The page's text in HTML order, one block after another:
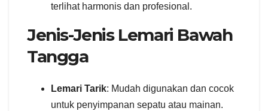
terlihat harmonis dan profesional.
Jenis-Jenis Lemari Bawah
Tangga
Lemari Tarik: Mudah digunakan dan cocok
untuk penyimpanan sepatu atau mainan.